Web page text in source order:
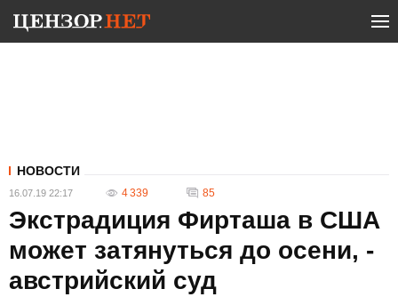
НОВОСТИ
16.07.19 22:17 4 339 85
Экстрадиция Фирташа в США
может затянуться до осени, -
австрийский суд